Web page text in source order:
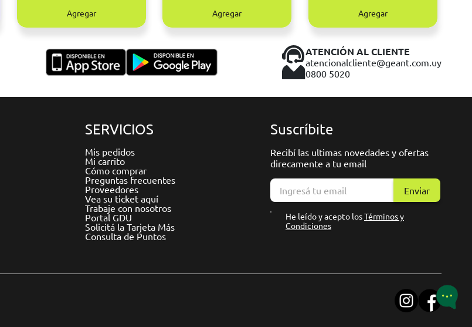
Agregar Agregar Agregar
ATENCIÓN AL CLIENTE
atencionalcliente@geant.com.uy
0800 5020
SERVICIOS
Mis pedidos
Mi carrito
Cómo comprar
Preguntas frecuentes
Proveedores
Vea su ticket aquí
Trabaje con nosotros
Portal GDU
Solicitá la Tarjeta Más
Consulta de Puntos
Suscríbite
Recibí las ultimas novedades y ofertas
direcamente a tu email
Enviar
He leído y acepto losTérminos y
Condiciones